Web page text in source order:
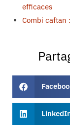
efficaces
Combi caftan